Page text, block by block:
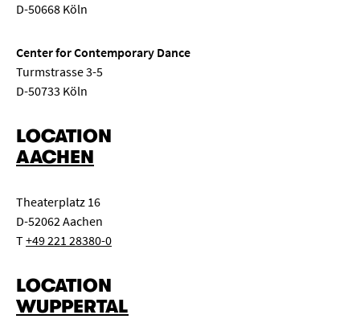
D-50668 Köln
Center for Contemporary Dance
Turmstrasse 3-5
D-50733 Köln
LOCATION
AACHEN
Theaterplatz 16
D-52062 Aachen
T+49 221 28380-0
LOCATION
WUPPERTAL